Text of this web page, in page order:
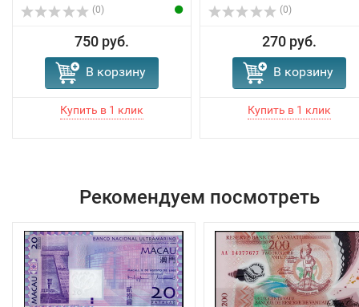
(0)
750 руб.
В корзину
(0)
270 руб.
В корзину
Рекомендуем посмотреть